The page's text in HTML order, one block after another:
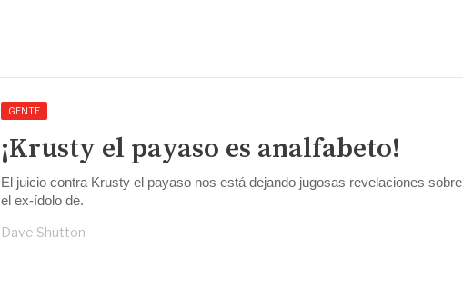
GENTE
¡Krusty el payaso es analfabeto!
El juicio contra Krusty el payaso nos está dejando jugosas revelaciones sobre
el ex-ídolo de.
Dave Shutton